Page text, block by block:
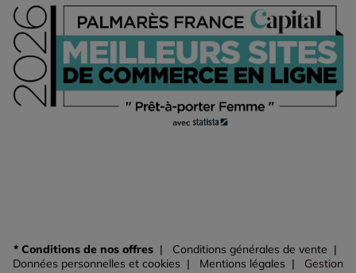
* Conditions de nos offres
Conditions générales de vente
Données personnelles et cookies
Mentions légales
Gestion